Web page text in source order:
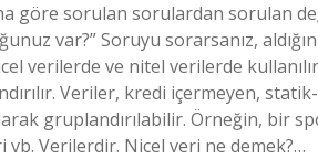
göre sorulan sorulardan sorulan
var?” Soruyu sorarsanız,
verilerde ve nitel verilerde
Veriler, kredi içermeyen,
gruplandırılabilir. Örneğin, bir
Verilerdir. Nicel veri ne demek?…